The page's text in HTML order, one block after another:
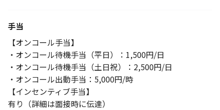
手当
【オンコール手当】
・オンコール待機手当（平日）：1,500円/日
・オンコール待機手当（土日祝）：2,500円/日
・オンコール出動手当：5,000円/時
【インセンティブ手当】
有り（詳細は面接時に伝達）